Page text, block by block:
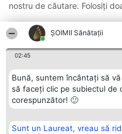
ŞOIMII Sănătații
02:45
Bună, suntem încântați să
să faceți clic pe subiectul de
corespunzător! 🙂
Sunt un Laureat, vreau să
nostru de căutare. Folosiți
Organizator Ranking